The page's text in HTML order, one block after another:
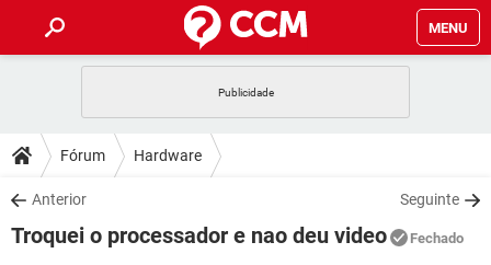
MENU
CELULAR
OUTLOOK
INSTAGRAM GMAIL
DICAS
JOGOS
DOWNLOADS
JOGOS WHATSAPP
FÓRUM
Fórum Hardware
Anterior Seguinte
Troquei o processador e nao deu video Fechado